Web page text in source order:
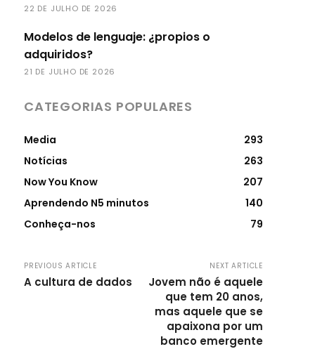
22 DE JULHO DE 2026
Modelos de lenguaje: ¿propios o
adquiridos?
21 DE JULHO DE 2026
CATEGORIAS POPULARES
Media
293
Notícias
263
Now You Know
207
Aprendendo N5 minutos
140
Conheça-nos
79
PREVIOUS ARTICLE
A cultura de dados
NEXT ARTICLE
Jovem não é aquele
que tem 20 anos,
mas aquele que se
apaixona por um
banco emergente